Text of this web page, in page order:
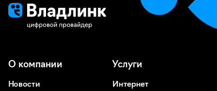
О компании
Новости
Услуги
Интернет